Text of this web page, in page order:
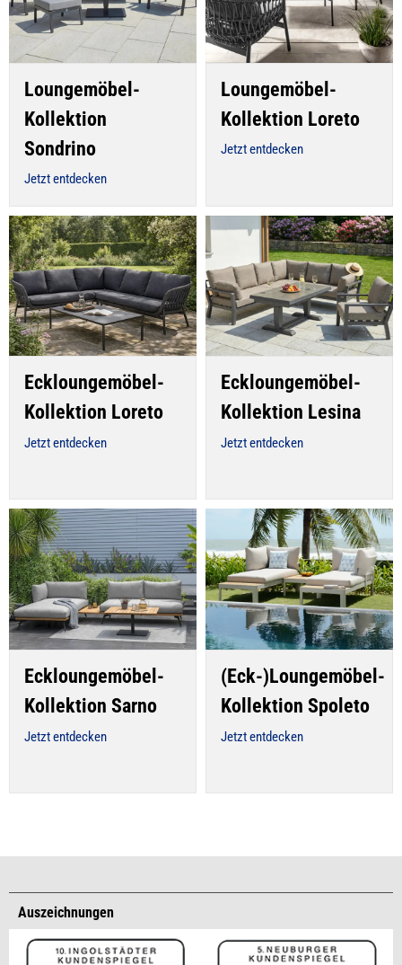
Loungemöbel-
Kollektion
Sondrino
Jetzt entdecken
Loungemöbel-
Kollektion Loreto
Jetzt entdecken
Eckloungemöbel-
Kollektion Loreto
Jetzt entdecken
Eckloungemöbel-
Kollektion Lesina
Jetzt entdecken
Eckloungemöbel-
Kollektion Sarno
Jetzt entdecken
(Eck-)Loungemöbel-
Kollektion Spoleto
Jetzt entdecken
Auszeichnungen